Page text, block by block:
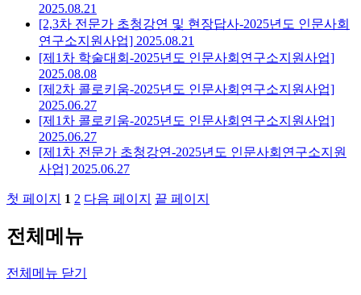
2025.08.21
[2,3차 전문가 초청강연 및 현장답사-2025년도 인문사회
연구소지원사업] 2025.08.21
[제1차 학술대회-2025년도 인문사회연구소지원사업]
2025.08.08
[제2차 콜로키움-2025년도 인문사회연구소지원사업]
2025.06.27
[제1차 콜로키움-2025년도 인문사회연구소지원사업]
2025.06.27
[제1차 전문가 초청강연-2025년도 인문사회연구소지원
사업] 2025.06.27
첫 페이지 1 2 다음 페이지 끝 페이지
전체메뉴
전체메뉴 닫기